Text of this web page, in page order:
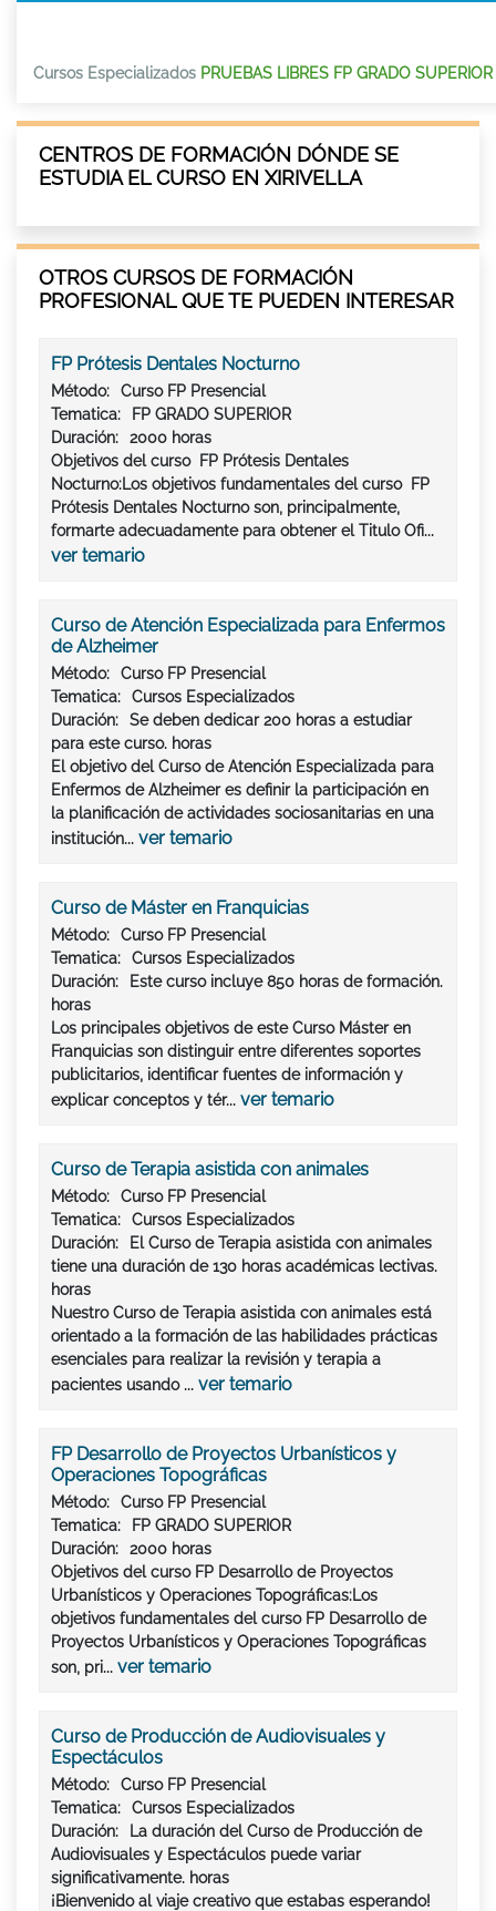
Cursos Especializados PRUEBAS LIBRES FP GRADO SUPERIOR
CENTROS DE FORMACIÓN DÓNDE SE
ESTUDIA EL CURSO EN XIRIVELLA
OTROS CURSOS DE FORMACIÓN
PROFESIONAL QUE TE PUEDEN INTERESAR
FP Prótesis Dentales Nocturno
Método:
Curso FP Presencial
Tematica:
FP GRADO SUPERIOR
Duración:
2000 horas
Objetivos del curso FP Prótesis Dentales
Nocturno:Los objetivos fundamentales del curso FP
Prótesis Dentales Nocturno son, principalmente,
formarte adecuadamente para obtener el Titulo Ofi...
ver temario
Curso de Atención Especializada para Enfermos
de Alzheimer
Método:
Curso FP Presencial
Tematica:
Cursos Especializados
Duración:
Se deben dedicar200 horas a estudiar
para este curso. horas
El objetivo del Curso de Atención Especializada para
Enfermos de Alzheimer es definir la participación en
la planificación de actividades sociosanitarias en una
institución... ver temario
Curso de Máster en Franquicias
Método:
Curso FP Presencial
Tematica:
Cursos Especializados
Duración:
Este curso incluye 850 horas de formación.
horas
Los principales objetivos de este Curso Máster en
Franquicias son distinguir entre diferentes soportes
publicitarios, identificar fuentes de información y
explicar conceptos y tér... ver temario
Curso de Terapia asistida con animales
Método:
Curso FP Presencial
Tematica:
Cursos Especializados
Duración:
El Curso de Terapia asistida con animales
tiene una duración de 130 horas académicas lectivas.
horas
Nuestro Curso de Terapia asistida con animales está
orientado a la formación de las habilidades prácticas
esenciales para realizar la revisión y terapia a
pacientes usando ... ver temario
FP Desarrollo de Proyectos Urbanísticos y
Operaciones Topográficas
Método:
Curso FP Presencial
Tematica:
FP GRADO SUPERIOR
Duración:
2000 horas
Objetivos del curso FP Desarrollo de Proyectos
Urbanísticos y Operaciones Topográficas:Los
objetivos fundamentales del curso FP Desarrollo de
Proyectos Urbanísticos y Operaciones Topográficas
son, pri... ver temario
Curso de Producción de Audiovisuales y
Espectáculos
Método:
Curso FP Presencial
Tematica:
Cursos Especializados
Duración:
La duración del Curso de Producción de
Audiovisuales y Espectáculos puede variar
significativamente. horas
¡Bienvenido al viaje creativo que estabas esperando!